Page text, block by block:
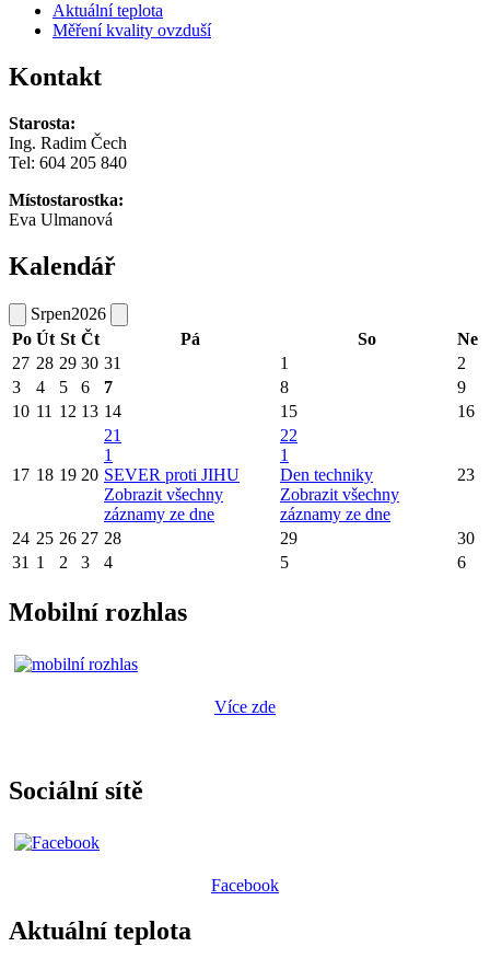
Aktuální teplota
Měření kvality ovzduší
Kontakt
Starosta:
Ing. Radim Čech
Tel: 604 205 840
Místostarostka:
Eva Ulmanová
Kalendář
Srpen2026
Po Út St Čt Pá So
Ne
27 28 29 30 31 1
2
3
4 5 6 7 8
9
10 11 12 13 14 15 16
17 18 19 20
21
1
SEVER proti JIHU
Zobrazit všechny
záznamy ze dne
22
1
Den techniky
Zobrazit všechny
záznamy ze dne
23
24 25 26 27 28 29
30
31 1 2 3 4 5 6
Mobilní rozhlas
Více zde
Sociální sítě
Facebook
Aktuální teplota